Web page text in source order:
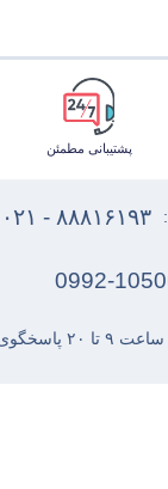
پشتیبانی مطمئن
۸۸۸۱۶۱۹۳ - ۰۲۱
0992-